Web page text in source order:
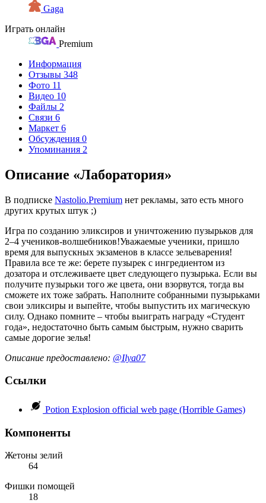
Gaga
Играть онлайн
Premium
Информация
Отзывы 348
Фото 11
Видео 10
Файлы 2
Связи 6
Маркет 6
Обсуждения 0
Упоминания 2
Описание «Лаборатория»
В подписке Nastolio.Premium нет рекламы, зато есть много
других крутых штук ;)
Игра по созданию эликсиров и уничтожению пузырьков для
2–4 учеников-волшебников!Уважаемые ученики, пришло
время для выпускных экзаменов в классе зельеварения!
Правила все те же: берете пузырек с ингредиентом из
дозатора и отслеживаете цвет следующего пузырька. Если вы
получите пузырьки того же цвета, они взорвутся, тогда вы
сможете их тоже забрать. Наполните собранными пузырьками
свои эликсиры и выпейте, чтобы выпустить их магическую
силу. Однако помните – чтобы выиграть награду «Студент
года», недостаточно быть самым быстрым, нужно сварить
самые дорогие зелья!
Описание предоставлено: @Ilya07
Ссылки
Potion Explosion official web page (Horrible Games)
Компоненты
Жетоны зелий
64
Фишки помощей
18